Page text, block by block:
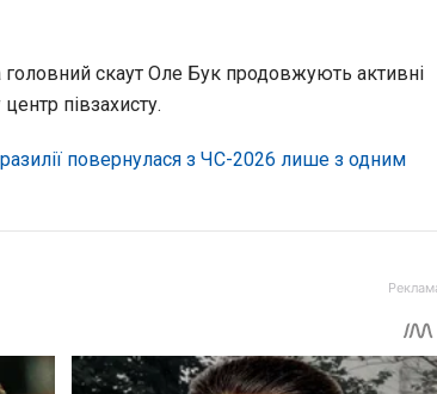
скаут Оле Бук продовжують активні
півзахисту.
повернулася з ЧС-2026 лише з одним